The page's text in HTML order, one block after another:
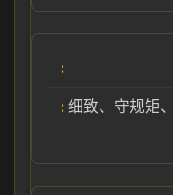
细致、守规矩